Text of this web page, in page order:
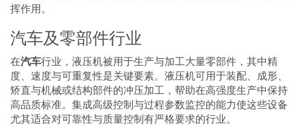
挥作用。
汽车及零部件行业
在汽车行业，液压机被用于生产与加工大量零部件，其中精
度、速度与可重复性是关键要素。液压机可用于装配、成形、
矫直与机械或结构部件的冲压加工，帮助在高强度生产中保持
高品质标准。集成高级控制与过程参数监控的能力使这些设备
尤其适合对可靠性与质量控制有严格要求的行业。